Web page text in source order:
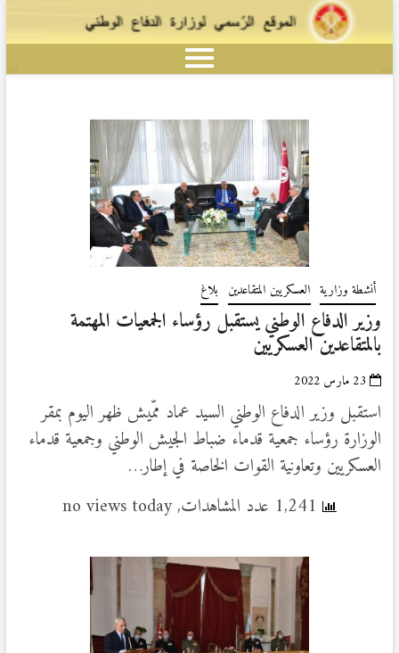
أنشطة وزارية العسكريين المتقاعدين بلاغ
وزير الدفاع الوطني يستقبل رؤساء الجمعيات المهتمة
بالمتقاعدين العسكريين
23 مارس 2022
استقبل وزير الدفاع الوطني السيد عماد ممّيش ظهر اليوم بمقر
الوزارة رؤساء جمعية قدماء ضباط الجيش الوطني وجمعية قدماء
العسكريين وتعاونية القوات الخاصة في إطار…
1,241 عدد المشاهدات, no views today